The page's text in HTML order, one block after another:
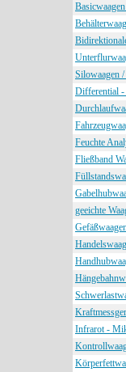
Silowaagen
Differential -
Feuchte
Fließband
geeichte
Infrarot -